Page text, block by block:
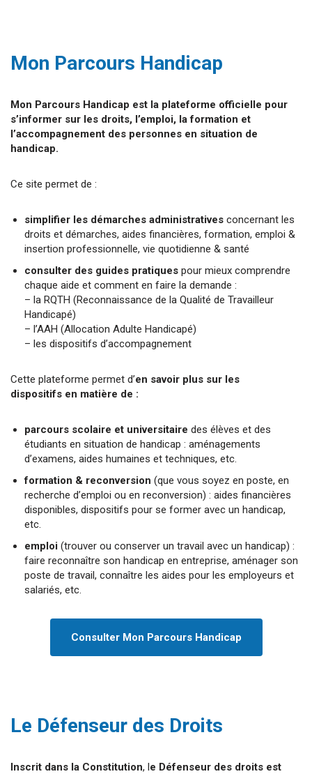
Mon Parcours Handicap
Mon Parcours Handicap est la plateforme officielle pour
s’informer sur les droits, l’emploi, la formation et
l’accompagnement des personnes en situation de
handicap.
Ce site permet de :
simplifier les démarches administratives concernant les
droits et démarches, aides financières, formation, emploi &
insertion professionnelle, vie quotidienne & santé
consulter des guides pratiques pour mieux comprendre
chaque aide et comment en faire la demande :
– la RQTH (Reconnaissance de la Qualité de Travailleur
Handicapé)
– l’AAH (Allocation Adulte Handicapé)
– les dispositifs d’accompagnement
Cette plateforme permet d’en savoir plus sur les
dispositifs en matière de :
parcours scolaire et universitaire des élèves et des
étudiants en situation de handicap : aménagements
d’examens, aides humaines et techniques, etc.
formation & reconversion (que vous soyez en poste, en
recherche d’emploi ou en reconversion) : aides financières
disponibles, dispositifs pour se former avec un handicap,
etc.
emploi (trouver ou conserver un travail avec un handicap) :
faire reconnaître son handicap en entreprise, aménager son
poste de travail, connaître les aides pour les employeurs et
salariés, etc.
Consulter Mon Parcours Handicap
Le Défenseur des Droits
Inscrit dans la Constitution, le Défenseur des droits est